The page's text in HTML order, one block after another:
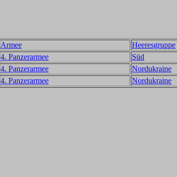
Armee Heeresgruppe
4. Panzerarmee Süd
4. Panzerarmee Nordukraine
4. Panzerarmee Nordukraine